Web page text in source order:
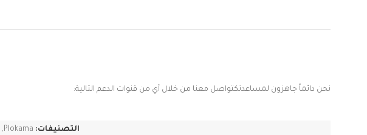
نحن دائماً جاهزون لمساعدتكتواصل معنا من خلال أي من قنوات الدعم التالية:
التصنيفات: Plokama
,